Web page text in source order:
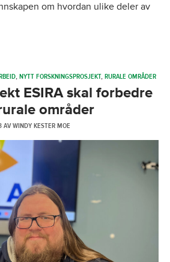
om hvordan ulike deler av
,NYTT FORSKNINGSPROSJEKT,RURALE OMRÅDER
ESIRA skal forbedre
områder
AVWINDY KESTER MOE